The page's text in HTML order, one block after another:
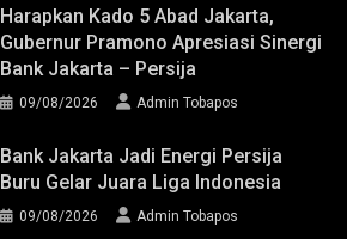
Harapkan Kado 5 Abad Jakarta,
Gubernur Pramono Apresiasi Sinergi
Bank Jakarta – Persija
09/08/2026 Admin Tobapos
Bank Jakarta Jadi Energi Persija
Buru Gelar Juara Liga Indonesia
09/08/2026 Admin Tobapos